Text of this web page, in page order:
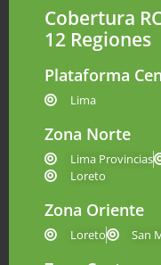
Cobertura
12 Regiones
Plataforma
Lima
Zona Norte
Lima Provincias
Loreto
Zona Oriente
Loreto San